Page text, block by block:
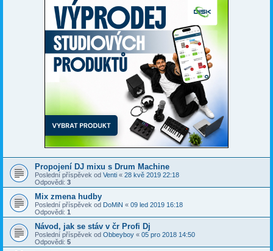
Propojení DJ mixu s Drum Machine
Poslední příspěvek od Venti « 28 kvě 2019 22:18
Odpovědi: 3
Mix zmena hudby
Poslední příspěvek od DoMiN « 09 led 2019 16:18
Odpovědi: 1
Návod, jak se stáv v čr Profi Dj
Poslední příspěvek od Obbeyboy « 05 pro 2018 14:50
Odpovědi: 5